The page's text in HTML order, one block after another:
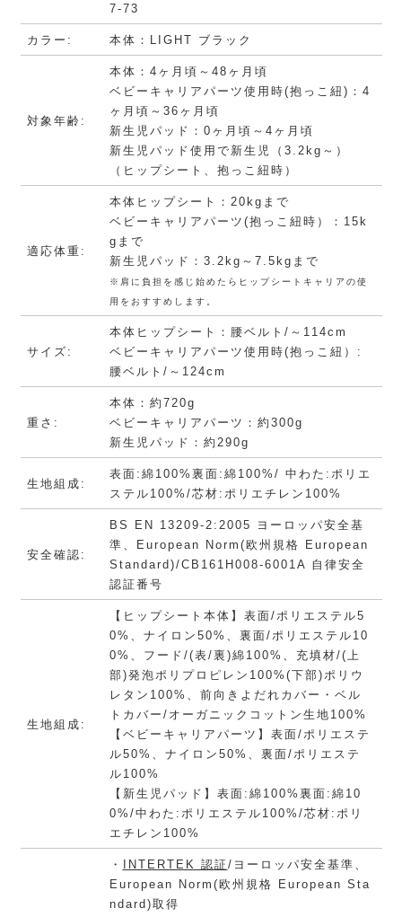
7-73
カラー: 本体：LIGHT ブラック
対象年齢:
本体：4ヶ月頃～48ヶ月頃
ベビーキャリアパーツ使用時(抱っこ紐)：4
ヶ月頃～36ヶ月頃
新生児パッド：0ヶ月頃～4ヶ月頃
新生児パッド使用で新生児（3.2kg～）
（ヒップシート、抱っこ紐時）
適応体重:
本体ヒップシート：20kgまで
ベビーキャリアパーツ(抱っこ紐時）：15k
gまで
新生児パッド：3.2kg～7.5kgまで
※肩に負担を感じ始めたらヒップシートキャリアの使
用をおすすめします。
サイズ:
本体ヒップシート：腰ベルト/～114cm
ベビーキャリアパーツ使用時(抱っこ紐）:
腰ベルト/～124cm
重さ:
本体：約720g
ベビーキャリアパーツ：約300g
新生児パッド：約290g
生地組成:
表面:綿100%裏面:綿100%/ 中わた:ポリエ
ステル100%/芯材:ポリエチレン100%
安全確認:
BS EN 13209-2:2005 ヨーロッパ安全基
準、European Norm(欧州規格 European
Standard)/CB161H008-6001A 自律安全
認証番号
生地組成:
【ヒップシート本体】表面/ポリエステル5
0%、ナイロン50%、裏面/ポリエステル10
0%、フード/(表/裏)綿100%、充填材/(上
部)発泡ポリプロピレン100%(下部)ポリウ
レタン100%、前向きよだれカバー・ベル
トカバー/オーガニックコットン生地100%
【ベビーキャリアパーツ】表面/ポリエステ
ル50%、ナイロン50%、裏面/ポリエステ
ル100%
【新生児パッド】表面:綿100%裏面:綿10
0%/中わた:ポリエステル100%/芯材:ポリ
エチレン100%
・ INTERTEK 認証/ヨーロッパ安全基準、
European Norm(欧州規格 European Sta
ndard)取得